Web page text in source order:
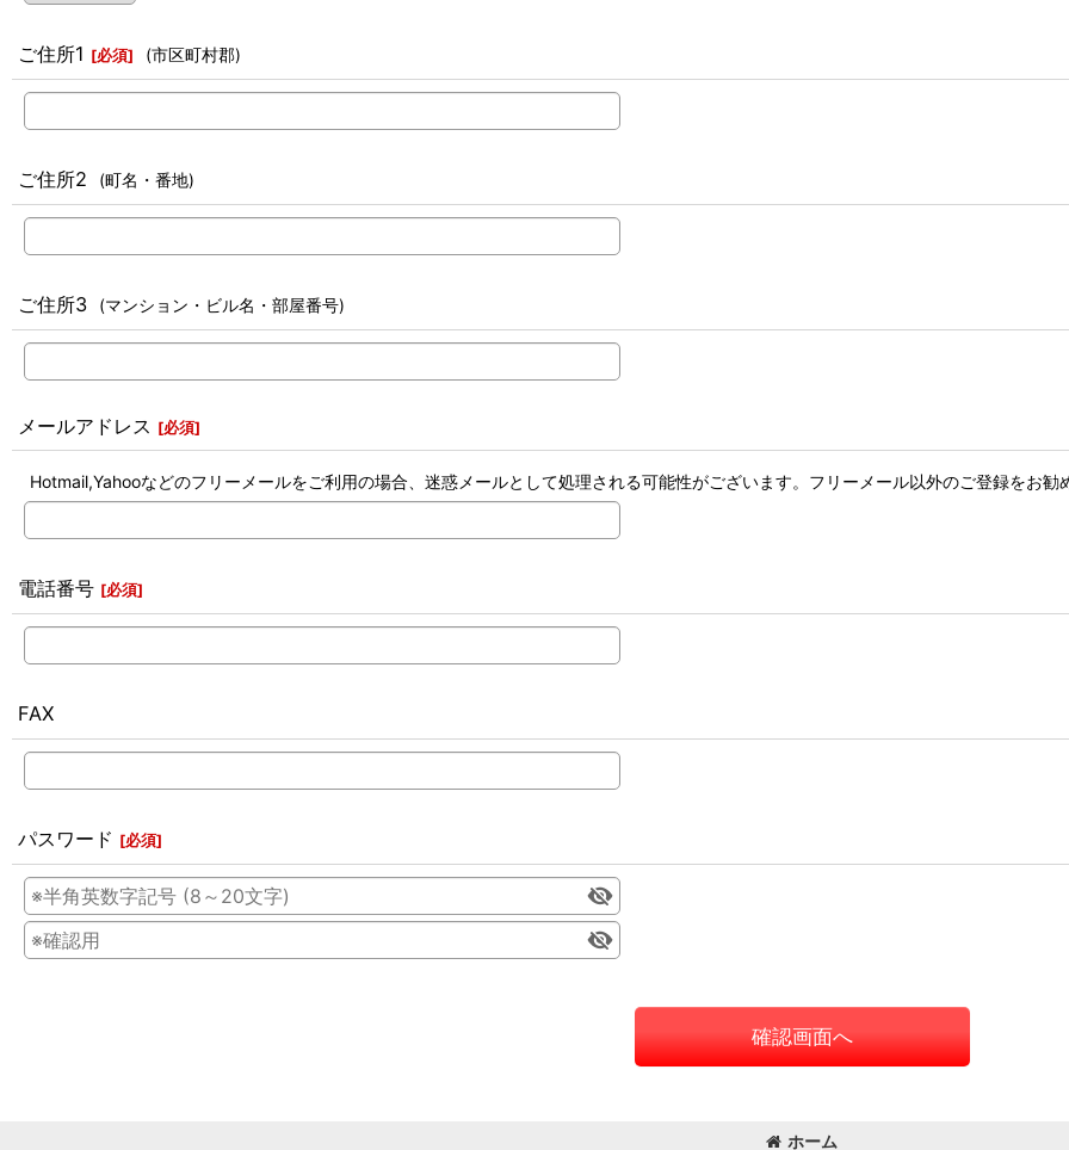
ご住所1 [必須] (市区町村郡)
ご住所2 (町名・番地)
ご住所3 (マンション・ビル名・部屋番号)
メールアドレス [必須]
Hotmail,Yahooなどのフリーメールをご利用の場合、迷惑メールとして処理される可能性がございます。フリーメール以外のご登録をお勧
電話番号 [必須]
FAX
パスワード [必須]
確認画面へ
ホーム